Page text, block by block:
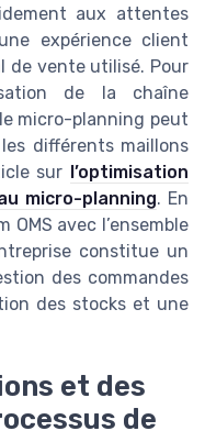
aux attentes
expérience client
de vente utilisé. Pour
de la chaîne
micro-planning peut
différents maillons
sur l’optimisation
micro-planning. En
OMS avec l’ensemble
constitue un
des commandes
des stocks et une
et des
de